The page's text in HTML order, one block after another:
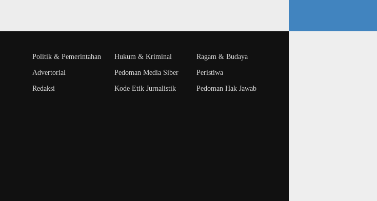
Politik & Pemerintahan
Advertorial
Redaksi
Hukum & Kriminal
Pedoman Media Siber
Kode Etik Jurnalistik
Ragam & Budaya
Peristiwa
Pedoman Hak Jawab